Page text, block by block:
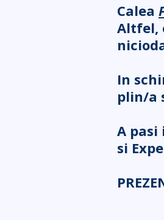
Calea
Altfel,
In
plin/a
A pasi
si